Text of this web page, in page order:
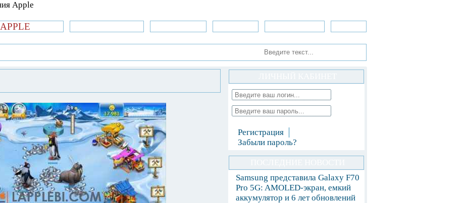
APPLE
Регистрация
Забыли пароль?
Samsung представила Galaxy F70
Pro 5G: AMOLED-экран, емкий
аккумулятор и 6 лет обновлений